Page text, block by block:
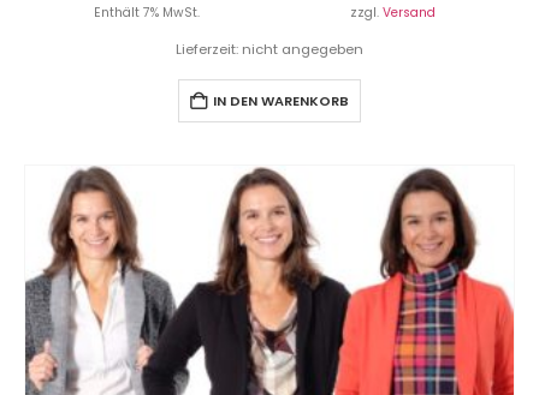
Enthält 7% MwSt. zzgl. Versand
Lieferzeit: nicht angegeben
IN DEN WARENKORB